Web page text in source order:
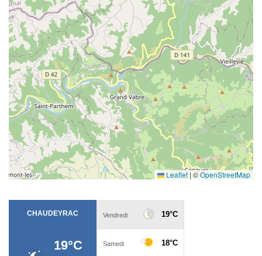
Leaflet|©OpenStreetMap